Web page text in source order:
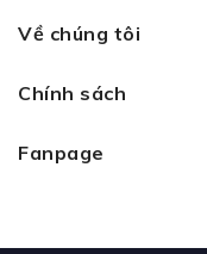
Về chúng tôi
Chính sách
Fanpage